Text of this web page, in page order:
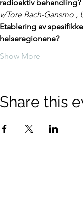
radioaktiv behandling?
v/Tore Bach-Gansmo
Etablering av
helseregionene?
Show More
Share this